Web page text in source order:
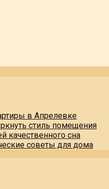
в Апрелевке
стиль помещения
качественного сна
советы для дома